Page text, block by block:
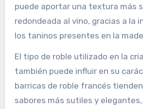
puede aportar una textura más
redondeada al vino, gracias a la
los taninos presentes en la
El tipo de roble utilizado en la
también puede influir en su
barricas de roble francés
sabores más sutiles y